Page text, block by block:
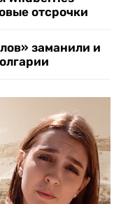
отсрочки
заманили и